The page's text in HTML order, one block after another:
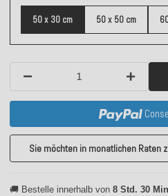
50 x 30 cm 50 x 50 cm
Sie möchten in monatlichen Raten
🚚 Bestelle innerhalb von 8 Std. 30